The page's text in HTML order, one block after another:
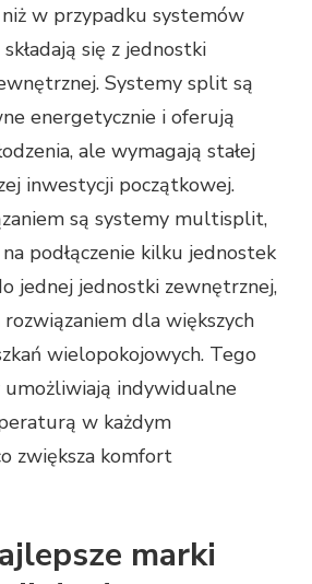
niż w przypadku systemów
się z jednostki
Systemy split są
energetycznie i oferują
ale wymagają stałej
inwestycji początkowej.
są systemy multisplit,
podłączenie kilku jednostek
jednej jednostki zewnętrznej,
dla większych
wielopokojowych. Tego
umożliwiają indywidualne
w każdym
zwiększa komfort
marki